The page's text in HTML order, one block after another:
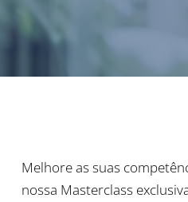
Melhore as suas
nossa Masterclass